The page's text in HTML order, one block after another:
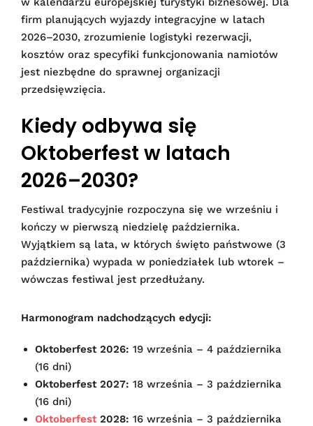
firm planujących wyjazdy integracyjne w latach
2026–2030, zrozumienie logistyki rezerwacji,
kosztów oraz specyfiki funkcjonowania namiotów
jest niezbędne do sprawnej organizacji
przedsięwzięcia.
Kiedy odbywa się
Oktoberfest w latach
2026–2030?
Festiwal tradycyjnie rozpoczyna się we wrześniu i
kończy w pierwszą niedzielę października.
Wyjątkiem są lata, w których święto państwowe (3
października) wypada w poniedziałek lub wtorek –
wówczas festiwal jest przedłużany.
Harmonogram nadchodzących edycji:
Oktoberfest 2026: 19 września – 4 października
(16 dni)
Oktoberfest 2027: 18 września – 3 października
(16 dni)
Oktoberfest2028: 16 września – 3 października